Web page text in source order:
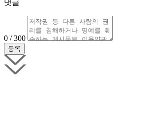
댓글
0 / 300